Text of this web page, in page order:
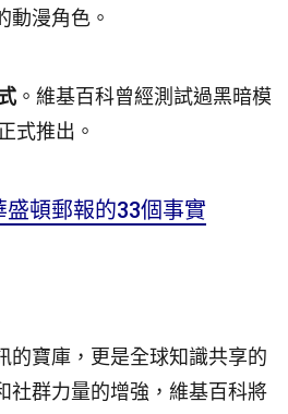
動漫角色。
。維基百科曾經測試過黑暗模
式推出。
盛頓郵報的33個事實
的寶庫，更是全球知識共享的
社群力量的增強，維基百科將